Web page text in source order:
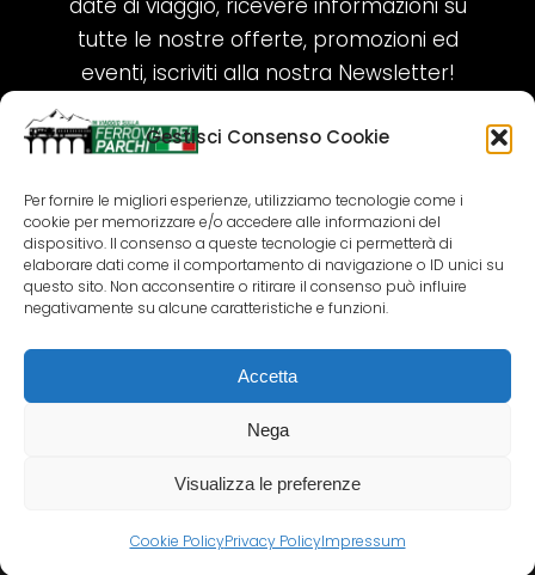
Gestisci Consenso Cookie
Per fornire le migliori esperienze, utilizziamo tecnologie come i
cookie per memorizzare e/o accedere alle informazioni del
dispositivo. Il consenso a queste tecnologie ci permetterà di
elaborare dati come il comportamento di navigazione o ID unici su
questo sito. Non acconsentire o ritirare il consenso può influire
negativamente su alcune caratteristiche e funzioni.
Accetta
Nega
Visualizza le preferenze
Cookie PolicyPrivacy PolicyImpressum
date di viaggio, ricevere informazioni su
tutte le nostre offerte, promozioni ed
eventi, iscriviti alla nostra Newsletter!
ISCRIVITI ORA!
SEGUICI SUI NOSTRI SOCIAL
COPYRIGHT 2018-2025 PALLENIUM TOURISM
SRL
AGENZIA VIAGGI E TOUR OPERATOR – P.IVA: